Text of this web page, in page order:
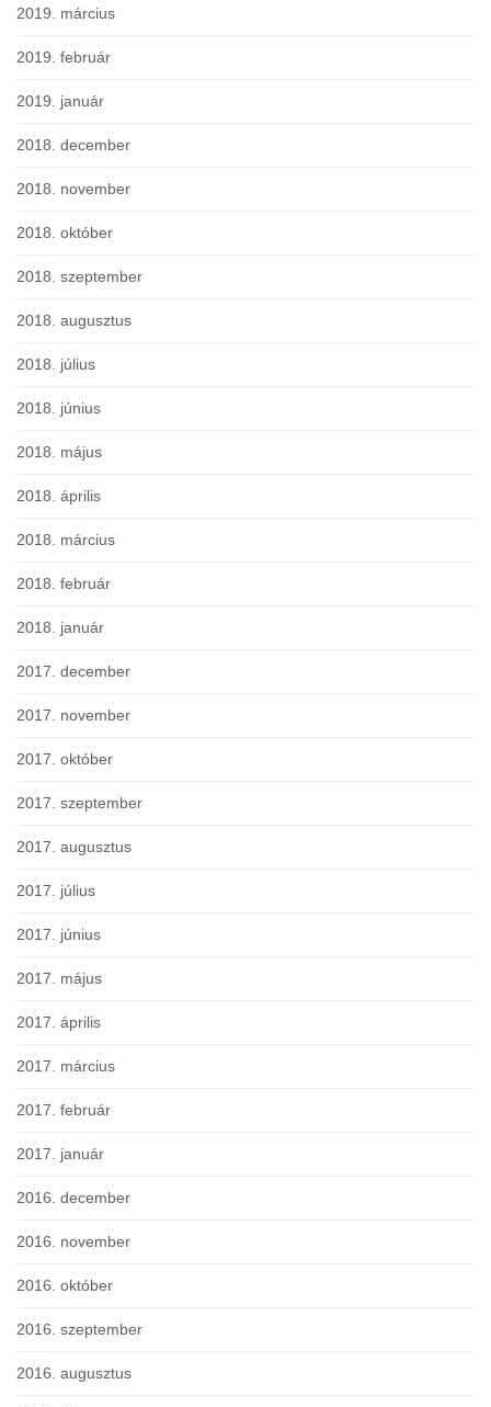
2019. március
2019. február
2019. január
2018. december
2018. november
2018. október
2018. szeptember
2018. augusztus
2018. július
2018. június
2018. május
2018. április
2018. március
2018. február
2018. január
2017. december
2017. november
2017. október
2017. szeptember
2017. augusztus
2017. július
2017. június
2017. május
2017. április
2017. március
2017. február
2017. január
2016. december
2016. november
2016. október
2016. szeptember
2016. augusztus